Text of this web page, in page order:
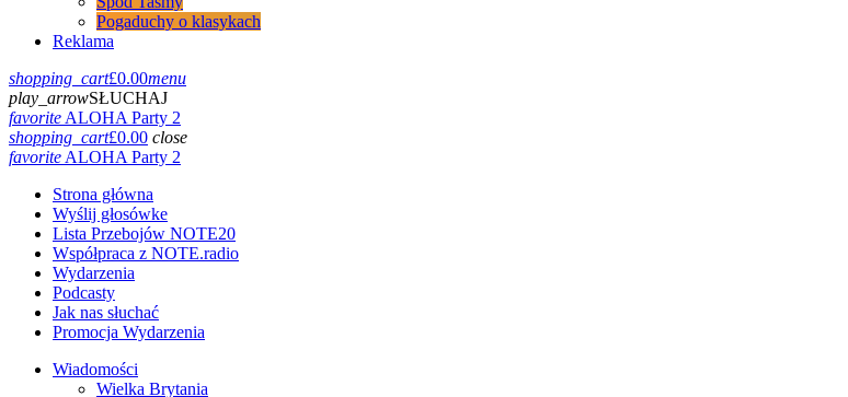
Pogaduchy o klasykach
Reklama
shopping_cart£0.00menu
play_arrowSŁUCHAJ
favoriteALOHA Party 2
shopping_cart£0.00 close
favoriteALOHA Party 2
Strona główna
Wyślij głosówke
Lista Przebojów NOTE20
Współpraca z NOTE.radio
Wydarzenia
Podcasty
Jak nas słuchać
Promocja Wydarzenia
Wiadomości
Wielka Brytania